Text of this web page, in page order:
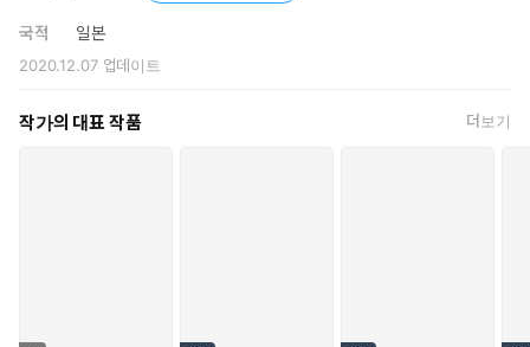
국적 일본
2020.12.07업데이트
작가의 대표 작품 더보기